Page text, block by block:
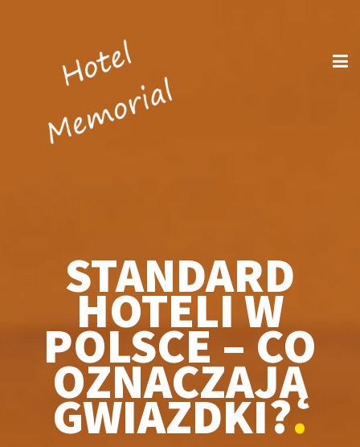
STANDARD
HOTELI W
POLSCE – CO
OZNACZAJĄ
GWIAZDKI?.